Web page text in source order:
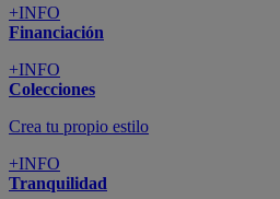
+INFO
Financiación
+INFO
Colecciones
Crea tu propio estilo
+INFO
Tranquilidad